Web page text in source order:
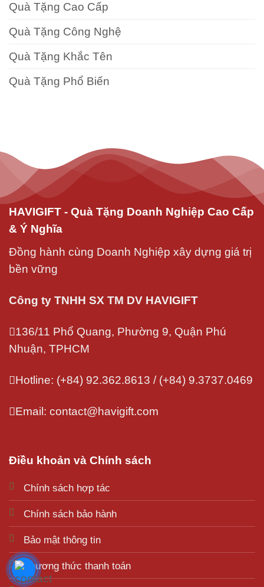
Quà Tặng Cao Cấp
Quà Tặng Công Nghệ
Quà Tặng Khắc Tên
Quà Tặng Phổ Biến
HAVIGIFT - Quà Tặng Doanh Nghiệp Cao Cấp
& Ý Nghĩa
Đồng hành cùng Doanh Nghiệp xây dựng giá trị
bền vững
Công ty TNHH SX TM DV HAVIGIFT
136/11 Phổ Quang, Phường 9, Quận Phú
Nhuận, TPHCM
Hotline: (+84) 92.362.8613 / (+84) 9.3737.0469
Email: contact@havigift.com
Điều khoản và Chính sách
Chính sách hợp tác
Chính sách bảo hành
Bảo mật thông tin
Phương thức thanh toán